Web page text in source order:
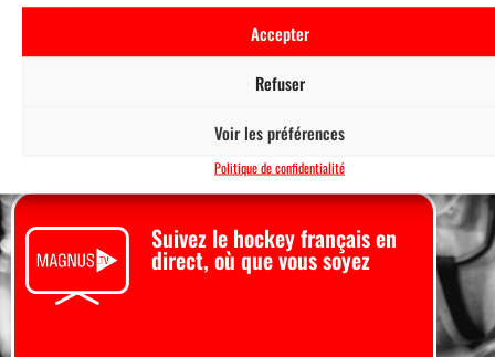
Accepter
Refuser
Voir les préférences
Politique de confidentialité
Réservez Suivez les
résultats
et bien
plus…
Suivez le hockey français en
direct, où que vous soyez